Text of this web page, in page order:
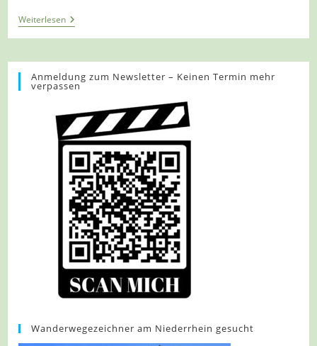
WeiterlesenAnd
The
Winner
…..
Anmeldung zum Newsletter – Keinen Termin mehr
verpassen
Wanderwegezeichner am Niederrhein gesucht